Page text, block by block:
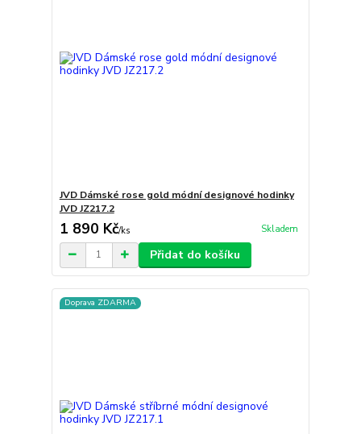
JVD Dámské rose gold módní designové hodinky
JVD JZ217.2
1 890 Kč/ks Skladem
Přidat do košíku
Doprava ZDARMA